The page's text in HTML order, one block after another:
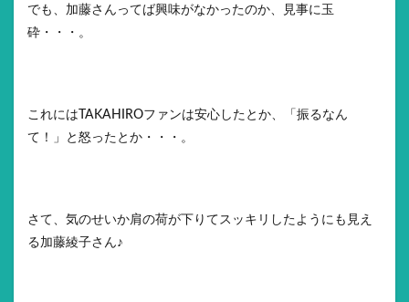
でも、加藤さんってば興味がなかったのか、見事に玉
砕・・・。
これにはTAKAHIROファンは安心したとか、「振るなん
て！」と怒ったとか・・・。
さて、気のせいか肩の荷が下りてスッキリしたようにも見え
る加藤綾子さん♪